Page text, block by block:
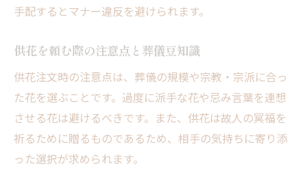
手配するとマナー違反を避けられます。
供花を頼む際の注意点と葬儀豆知識
供花注文時の注意点は、葬儀の規模や宗教・宗派に合っ
た花を選ぶことです。過度に派手な花や忌み言葉を連想
させる花は避けるべきです。また、供花は故人の冥福を
祈るために贈るものであるため、相手の気持ちに寄り添
った選択が求められます。